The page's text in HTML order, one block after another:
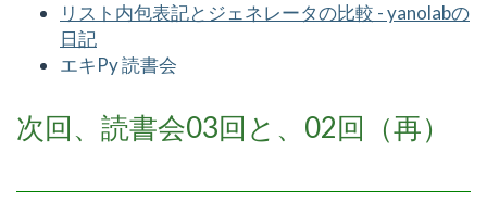
リスト内包表記とジェネレータの比較 - yanolabの
日記
エキPy 読書会
次回、読書会03回と、02回（再）